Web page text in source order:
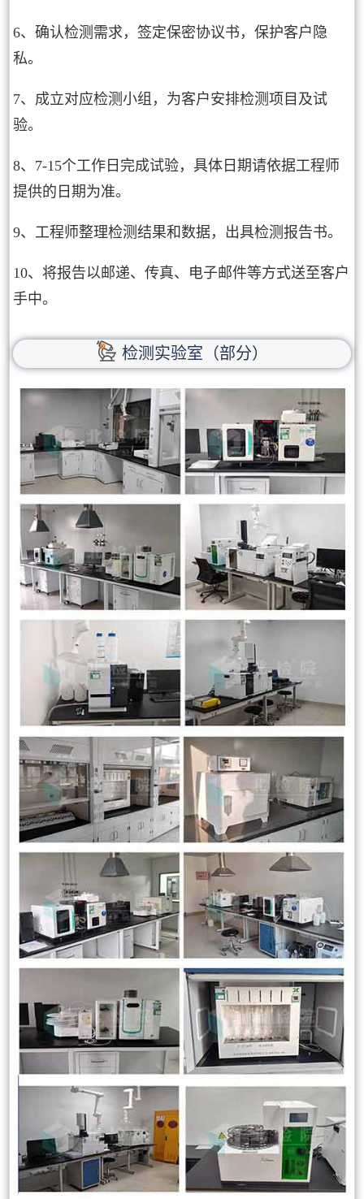
6、确认检测需求，签定保密协议书，保护客户隐
私。
7、成立对应检测小组，为客户安排检测项目及试
验。
8、7-15个工作日完成试验，具体日期请依据工程师
提供的日期为准。
9、工程师整理检测结果和数据，出具检测报告书。
10、将报告以邮递、传真、电子邮件等方式送至客户
手中。
检测实验室（部分）